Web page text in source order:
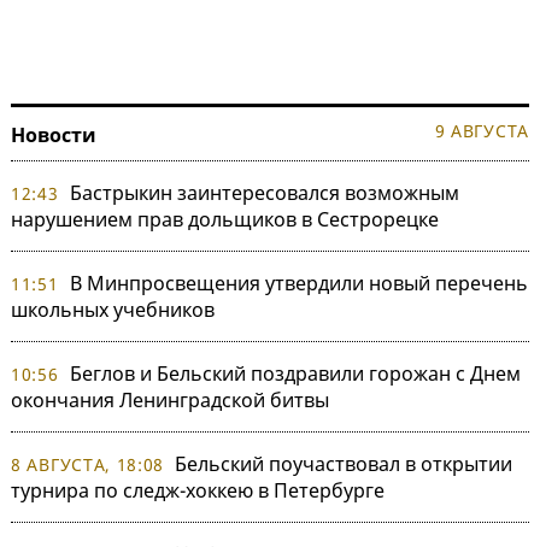
Новости 9 АВГУСТА
12:43
Бастрыкин заинтересовался возможным
нарушением прав дольщиков в Сестрорецке
11:51
В Минпросвещения утвердили новый перечень
школьных учебников
10:56
Беглов и Бельский поздравили горожан с Днем
окончания Ленинградской битвы
8 АВГУСТА, 18:08
Бельский поучаствовал в открытии
турнира по следж-хоккею в Петербурге